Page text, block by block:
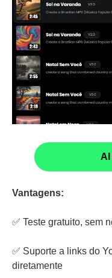
AI
Vantagens:
✅ Teste gratuito, sem
✅ Suporte a links do
diretamente